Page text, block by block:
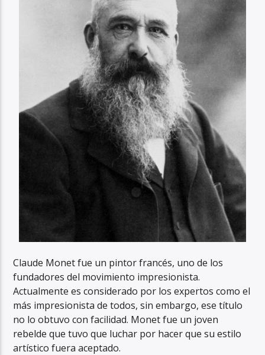
Claude Monet fue un pintor francés, uno de los
fundadores del movimiento impresionista.
Actualmente es considerado por los expertos como el
más impresionista de todos, sin embargo, ese título
no lo obtuvo con facilidad. Monet fue un joven
rebelde que tuvo que luchar por hacer que su estilo
artístico fuera aceptado.